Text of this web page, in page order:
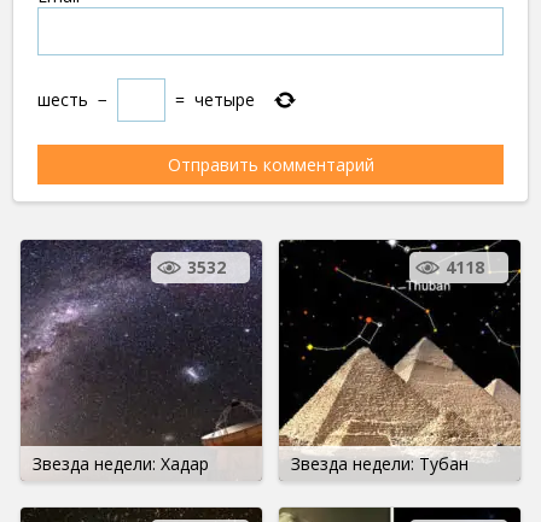
шесть − = четыре
Звезда недели: Хадар
3532
Звезда недели: Тубан
4118